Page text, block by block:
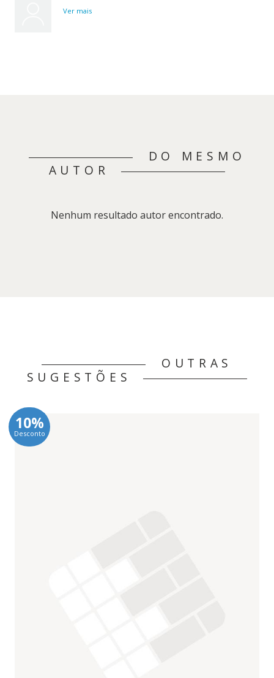
Ver mais
DO MESMO
AUTOR
Nenhum resultado autor encontrado.
OUTRAS
SUGESTÕES
10%
Desconto